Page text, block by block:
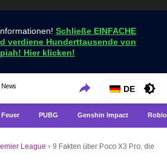
Schließe EINFACHE
verdiene Hunderttausende von
Hier klicken!
VCGamers-Neuigkeiten
News
Holen Sie sich die neuesten Spielnachrichten nur bei
VCGamers
DE
PUBG Genshin Impact
League › 9 Fakten über Poco X3 Pro, die